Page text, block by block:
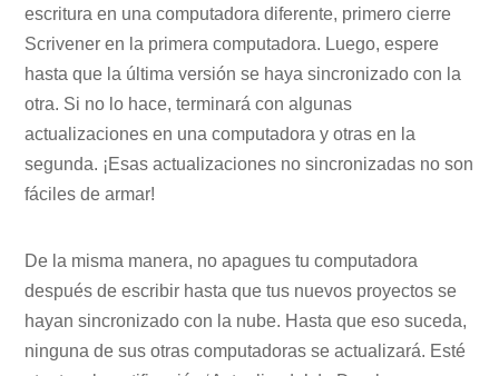
escritura en una computadora diferente, primero cierre
Scrivener en la primera computadora. Luego, espere
hasta que la última versión se haya sincronizado con la
otra. Si no lo hace, terminará con algunas
actualizaciones en una computadora y otras en la
segunda. ¡Esas actualizaciones no sincronizadas no son
fáciles de armar!
De la misma manera, no apagues tu computadora
después de escribir hasta que tus nuevos proyectos se
hayan sincronizado con la nube. Hasta que eso suceda,
ninguna de sus otras computadoras se actualizará. Esté